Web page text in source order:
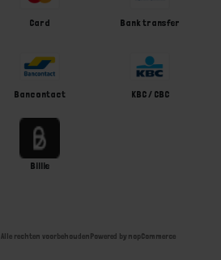
Card Bank transfer
Bancontact
KBC / CBC
Billie
rechten voorbehoudenPowered by nopCommerce